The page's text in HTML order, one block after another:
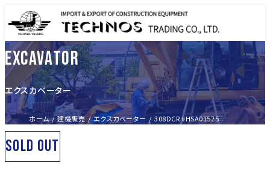
EXCAVATOR
エクスカベーター
ホーム 建機販売 エクスカベーター 308DCR #HSA01525
SOLD OUT